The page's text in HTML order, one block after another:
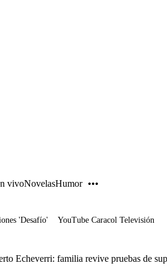
vivoNovelasHumor
'Desafío' YouTube Caracol Televisión
Echeverri: familia revive pruebas de